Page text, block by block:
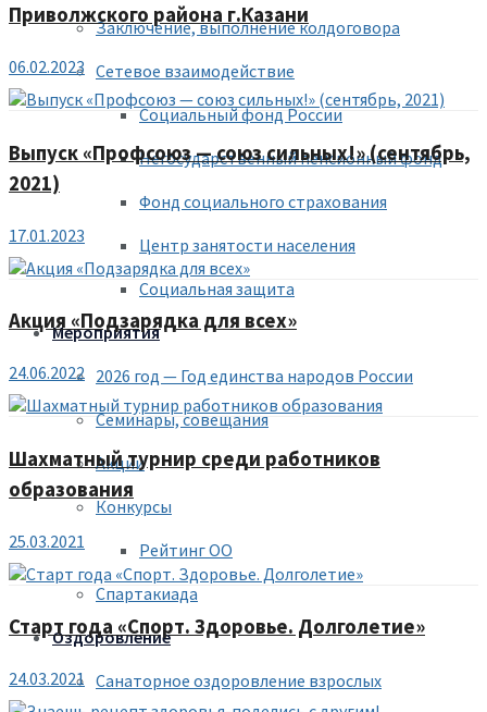
Заключение, выполнение колдоговора
Сетевое взаимодействие
Социальный фонд России
Негосударственный пенсионный фонд
Фонд социального страхования
Центр занятости населения
Социальная защита
Мероприятия
2026 год — Год единства народов России
Семинары, совещания
Акции
Конкурсы
Рейтинг ОО
Спартакиада
Оздоровление
Санаторное оздоровление взрослых
Приволжского района г.Казани
06.02.2023
Выпуск «Профсоюз — союз сильных!» (сентябрь,
2021)
17.01.2023
Акция «Подзарядка для всех»
24.06.2022
Шахматный турнир среди работников
образования
25.03.2021
Старт года «Спорт. Здоровье. Долголетие»
24.03.2021